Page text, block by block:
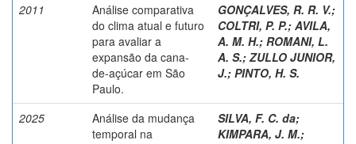
2011
Análise comparativa
do clima atual e futuro
para avaliar a
expansão da cana-
de-açúcar em São
Paulo.
GONÇALVES, R. R. V.;
COLTRI, P. P.; AVILA,
A. M. H.; ROMANI, L.
A. S.; ZULLO JUNIOR,
J.; PINTO, H. S.
2025
Análise da mudança
temporal na
SILVA, F. C. da;
KIMPARA, J. M.;